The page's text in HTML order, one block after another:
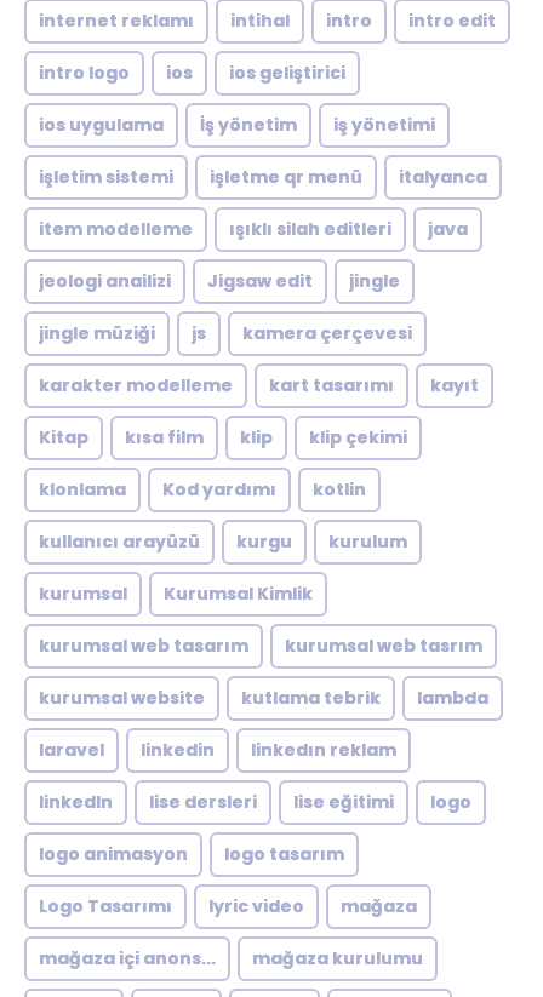
internet reklamı intihal intro intro edit
intro logo ios ios geliştirici
ios uygulama İş yönetim iş yönetimi
işletim sistemi işletme qr menü italyanca
item modelleme ışıklı silah editleri java
jeologi anailizi Jigsaw edit jingle
jingle müziği js kamera çerçevesi
karakter modelleme kart tasarımı kayıt
Kitap kısa film klip klip çekimi
klonlama Kod yardımı kotlin
kullanıcı arayüzü kurgu kurulum
kurumsal Kurumsal Kimlik
kurumsal web tasarım kurumsal web tasrım
kurumsal website kutlama tebrik lambda
laravel linkedin linkedın reklam
linkedln lise dersleri lise eğitimi logo
logo animasyon logo tasarım
Logo Tasarımı lyric video mağaza
mağaza içi anons... mağaza kurulumu